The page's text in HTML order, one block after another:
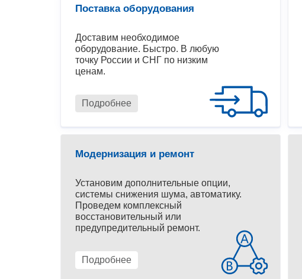
Поставка оборудования
Доставим необходимое
оборудование. Быстро. В любую
точку России и СНГ по низким
ценам.
Подробнее
Модернизация и ремонт
Установим дополнительные опции,
системы снижения шума, автоматику.
Проведем комплексный
восстановительный или
предупредительный ремонт.
Подробнее